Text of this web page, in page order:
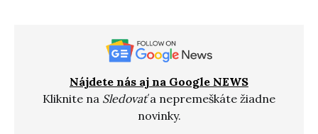
Nájdete nás aj na Google NEWS
Kliknite na Sledovaťa nepremeškáte žiadne
novinky.